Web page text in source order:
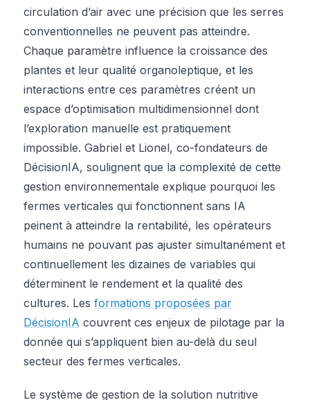
circulation d’air avec une précision que les serres
conventionnelles ne peuvent pas atteindre.
Chaque paramètre influence la croissance des
plantes et leur qualité organoleptique, et les
interactions entre ces paramètres créent un
espace d’optimisation multidimensionnel dont
l’exploration manuelle est pratiquement
impossible. Gabriel et Lionel, co-fondateurs de
DécisionIA, soulignent que la complexité de cette
gestion environnementale explique pourquoi les
fermes verticales qui fonctionnent sans IA
peinent à atteindre la rentabilité, les opérateurs
humains ne pouvant pas ajuster simultanément et
continuellement les dizaines de variables qui
déterminent le rendement et la qualité des
cultures. Les formations proposées par
DécisionIA couvrent ces enjeux de pilotage par la
donnée qui s’appliquent bien au-delà du seul
secteur des fermes verticales.
Le système de gestion de la solution nutritive